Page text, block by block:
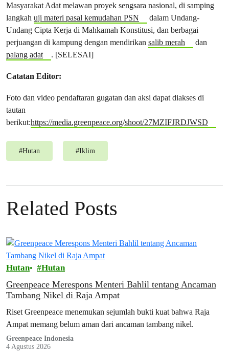
Masyarakat Adat melawan proyek sengsara nasional, di samping
langkah uji materi pasal kemudahan PSN
dalam Undang-
Undang Cipta Kerja di Mahkamah Konstitusi, dan berbagai
perjuangan di kampung dengan mendirikan salib merah
dan
palang adat
. [SELESAI]
Catatan Editor:
Foto dan video pendaftaran gugatan dan aksi dapat diakses di
tautan
berikut:https://media.greenpeace.org/shoot/27MZIFJRDJWSD
#Hutan #Iklim
Related Posts
Hutan Hutan
Greenpeace Merespons Menteri Bahlil tentang Ancaman
Tambang Nikel di Raja Ampat
Riset Greenpeace menemukan sejumlah bukti kuat bahwa Raja
Ampat memang belum aman dari ancaman tambang nikel.
Greenpeace Indonesia
4 Agustus 2026